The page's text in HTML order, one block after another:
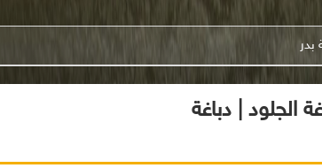
بدر
الجلود | دباغة